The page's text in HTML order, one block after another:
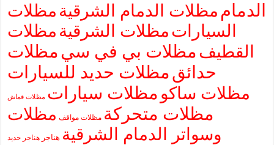
الدمام مظلات الدمام الشرقية مظلات
السياراتمظلات الشرقية مظلات
القطيفمظلات بي في سيمظلات
حدائقمظلات حديد للسيارات
مظلات ساكو مظلات سيارات مظلات قماش
مظلات متحركة مظلات مواقف مظلات
وسواتر الدمام الشرقية هناجر هناجر حديد